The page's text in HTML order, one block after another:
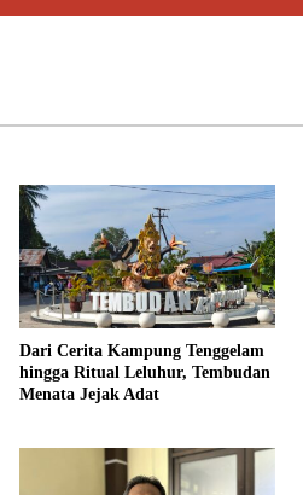
Dari Cerita Kampung Tenggelam
hingga Ritual Leluhur, Tembudan
Menata Jejak Adat